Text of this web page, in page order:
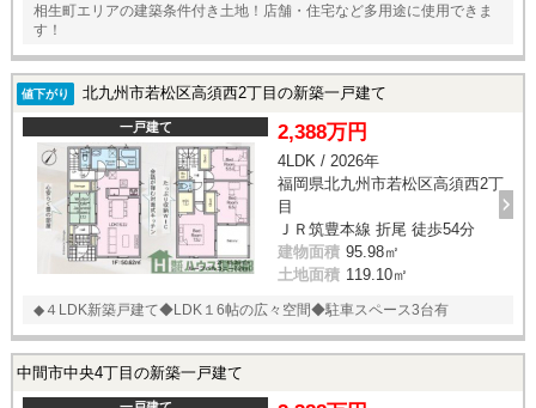
相生町エリアの建築条件付き土地！店舗・住宅など多用途に使用できま
す！
値下がり 北九州市若松区高須西2丁目の新築一戸建て
一戸建て 2,388万円
4LDK / 2026年
福岡県北九州市若松区高須西2丁
目
ＪＲ筑豊本線 折尾 徒歩54分
建物面積 95.98㎡
土地面積 119.10㎡
◆４LDK新築戸建て◆LDK１6帖の広々空間◆駐車スペース3台有
中間市中央4丁目の新築一戸建て